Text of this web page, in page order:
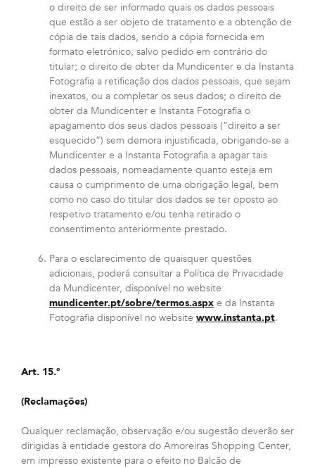
o direito de ser informado quais os dados pessoais
que estão a ser objeto de tratamento e a obtenção de
cópia de tais dados, sendo a cópia fornecida em
formato eletrónico, salvo pedido em contrário do
titular; o direito de obter da Mundicenter e da Instanta
Fotografia a retificação dos dados pessoais, que sejam
inexatos, ou a completar os seus dados; o direito de
obter da Mundicenter e Instanta Fotografia o
apagamento dos seus dados pessoais (“direito a ser
esquecido”) sem demora injustificada, obrigando-se a
Mundicenter e a Instanta Fotografia a apagar tais
dados pessoais, nomeadamente quanto esteja em
causa o cumprimento de uma obrigação legal, bem
como no caso do titular dos dados se ter oposto ao
respetivo tratamento e/ou tenha retirado o
consentimento anteriormente prestado.
Para o esclarecimento de quaisquer questões
adicionais, poderá consultar a Política de Privacidade
da Mundicenter, disponível no website
mundicenter.pt/sobre/termos.aspx e da Instanta
Fotografia disponível no website www.instanta.pt.
Art. 15.º
(Reclamações)
Qualquer reclamação, observação e/ou sugestão deverão ser
dirigidas à entidade gestora do Amoreiras Shopping Center,
em impresso existente para o efeito no Balcão de